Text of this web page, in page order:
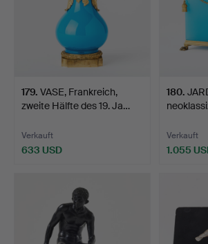
179. VASE, Frankreich,
zweite Hälfte des 19. Ja…
Verkauft
633 USD
180.
Verkauft
1.055